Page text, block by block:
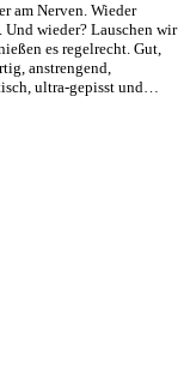
am Nerven. Wieder
wieder? Lauschen wir
es regelrecht. Gut,
anstrengend,
ultra-gepisst und…